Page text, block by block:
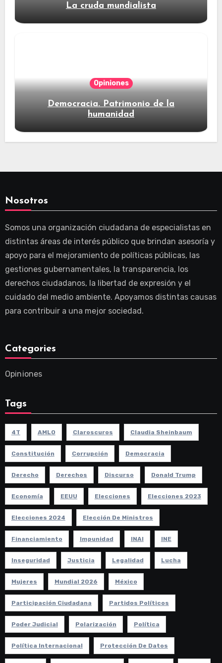
La cruda mundialista
Opiniones
Democracia. Patrimonio de la
humanidad
Nosotros
Somos una organización ciudadana de especialistas en
distintas áreas de interés público que brindan asesoría y
apoyo para el mejoramiento de políticas públicas, las
gestiones gubernamentales, la transparencia, los
derechos ciudadanos, la libertad de expresión y el
cuidado del medio ambiente. Apoyamos distintas causas
para contribuir a una mejor sociedad.
Categories
Opiniones
Tags
4T AMLO Claroscuros Claudia Sheinbaum
Constitución Corrupción Democracia
Derecho Derechos Discurso Donald Trump
Economía EEUU Elecciones Elecciones 2023
Elecciones 2024 Elección De Ministros
Financiamiento Impunidad INAI INE
Inseguridad Justicia Legalidad Lucha
Mujeres Mundial 2026 México
Participación Ciudadana Partidos Políticos
Poder Judicial Polarización Política
Política Internacional Protección De Datos